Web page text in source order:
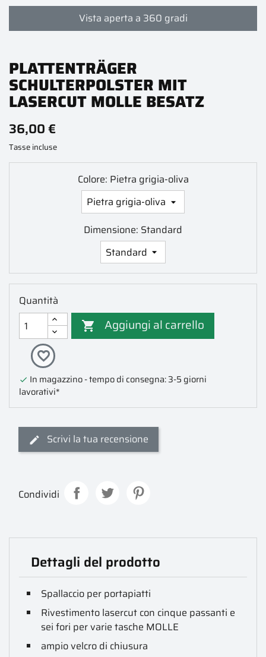
Vista aperta a 360 gradi
PLATTENTRÄGER
SCHULTERPOLSTER MIT
LASERCUT MOLLE BESATZ
36,00 €
Tasse incluse
Colore: Pietra grigia-oliva
Dimensione: Standard
Quantità
 Aggiungi al carrello
favorite_border
 In magazzino - tempo di consegna: 3-5 giorni
lavorativi*
Scrivi la tua recensione
Condividi
Dettagli del prodotto
Spallaccio per portapiatti
Rivestimento lasercut con cinque passanti e
sei fori per varie tasche MOLLE
ampio velcro di chiusura